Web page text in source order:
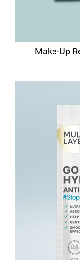
Make-Up